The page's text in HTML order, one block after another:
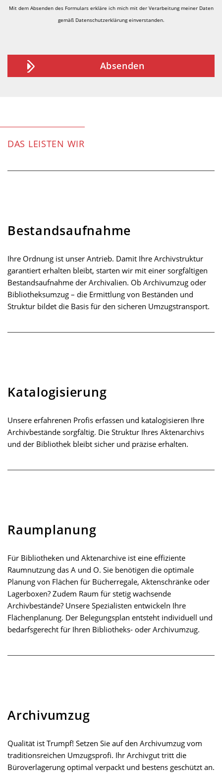
Mit dem Absenden des Formulars erkläre ich mich mit der Verarbeitung meiner Daten
gemäß Datenschutzerklärungeinverstanden.
DAS LEISTEN WIR
Bestandsaufnahme
Ihre Ordnung ist unser Antrieb. Damit Ihre Archivstruktur
garantiert erhalten bleibt, starten wir mit einer sorgfältigen
Bestandsaufnahme der Archivalien. Ob Archivumzug oder
Bibliotheksumzug – die Ermittlung von Beständen und
Struktur bildet die Basis für den sicheren Umzugstransport.
Katalogisierung
Unsere erfahrenen Profis erfassen und katalogisieren Ihre
Archivbestände sorgfältig. Die Struktur Ihres Aktenarchivs
und der Bibliothek bleibt sicher und präzise erhalten.
Raumplanung
Für Bibliotheken und Aktenarchive ist eine effiziente
Raumnutzung das A und O. Sie benötigen die optimale
Planung von Flächen für Bücherregale, Aktenschränke oder
Lagerboxen? Zudem Raum für stetig wachsende
Archivbestände? Unsere Spezialisten entwickeln Ihre
Flächenplanung. Der Belegungsplan entsteht individuell und
bedarfsgerecht für Ihren Bibliotheks- oder Archivumzug.
Archivumzug
Qualität ist Trumpf! Setzen Sie auf den Archivumzug vom
traditionsreichen Umzugsprofi. Ihr Archivgut tritt die
Büroverlagerung optimal verpackt und bestens geschützt an.